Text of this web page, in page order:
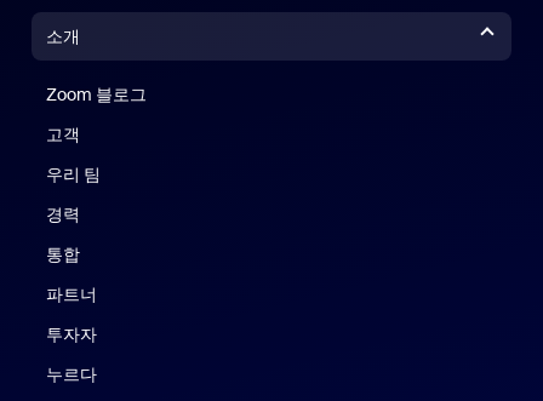
소개
Zoom 블로그
고객
우리 팀
경력
통합
파트너
투자자
누르다